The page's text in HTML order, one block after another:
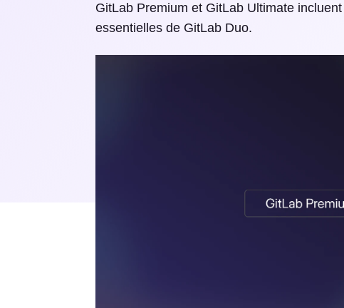
GitLab Premium et GitLab Ultimate
essentielles de GitLab Duo.